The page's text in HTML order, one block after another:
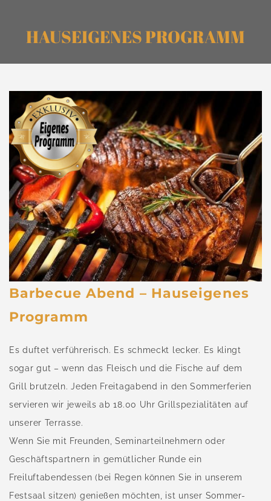
HAUSEIGENES PROGRAMM
Barbecue Abend – Hauseigenes
Programm
Es duftet verführerisch. Es schmeckt lecker. Es klingt
sogar gut – wenn das Fleisch und die Fische auf dem
Grill brutzeln. Jeden Freitagabend in den Sommerferien
servieren wir jeweils ab 18.00 Uhr Grillspezialitäten auf
unserer Terrasse.
Wenn Sie mit Freunden, Seminarteilnehmern oder
Geschäftspartnern in gemütlicher Runde ein
Freiluftabendessen (bei Regen können Sie in unserem
Festsaal sitzen) genießen möchten, ist unser Sommer-